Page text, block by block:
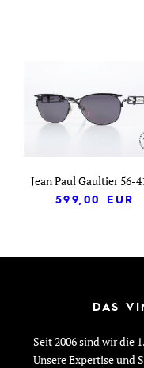
Jean Paul Gaultier 56-
599,00
EUR
DAS
Seit 2006 sind wir die
Unsere Expertise und